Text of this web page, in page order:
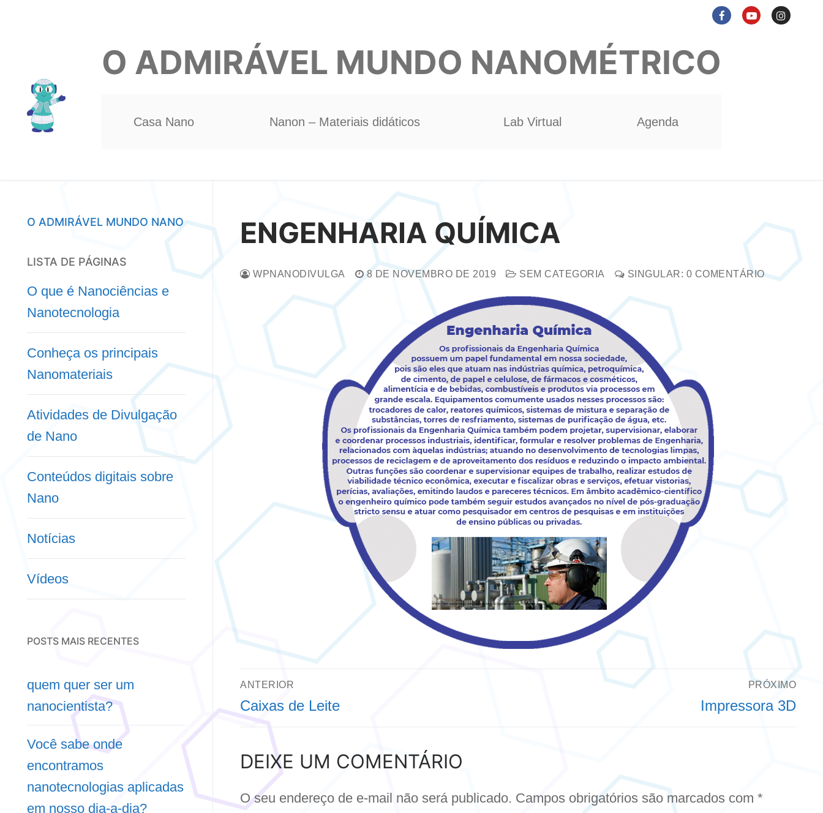
conteúdo
O ADMIRÁVEL MUNDO NANOMÉTRICO
Casa Nano Nanon – Materiais didáticos Lab Virtual Agenda
ENGENHARIA QUÍMICA
WPNANODIVULGA 8 DE NOVEMBRO DE 2019 SEM CATEGORIA SINGULAR: 0 COMENTÁRIO
NAVEGAÇÃO
DE
POST
ANTERIOR
Post
anterior:
Caixas de Leite
PRÓXIMO
Próximo
Impressora 3D
DEIXE UM COMENTÁRIO
O seu endereço de e-mail não será publicado. Campos obrigatórios são marcados com *
O ADMIRÁVEL MUNDO NANO
LISTA DE PÁGINAS
O que é Nanociências e
Nanotecnologia
Conheça os principais
Nanomateriais
Atividades de Divulgação
de Nano
Conteúdos digitais sobre
Nano
Notícias
Vídeos
POSTS MAIS RECENTES
quem quer ser um
nanocientista?
Você sabe onde
encontramos
nanotecnologias aplicadas
em nosso dia-a-dia?